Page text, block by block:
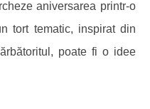
aniversarea printr-o
tort tematic, inspirat din
poate fi o idee